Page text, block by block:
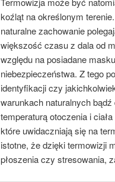
koźląt na określonym
naturalne zachowanie
większość czasu z dala od
względu na posiadane
niebezpieczeństwa. Z tego
identyfikacji czy
warunkach naturalnych
temperaturą otoczenia i
które uwidaczniają się na
istotne, że dzięki termowizji
płoszenia czy stresowania,